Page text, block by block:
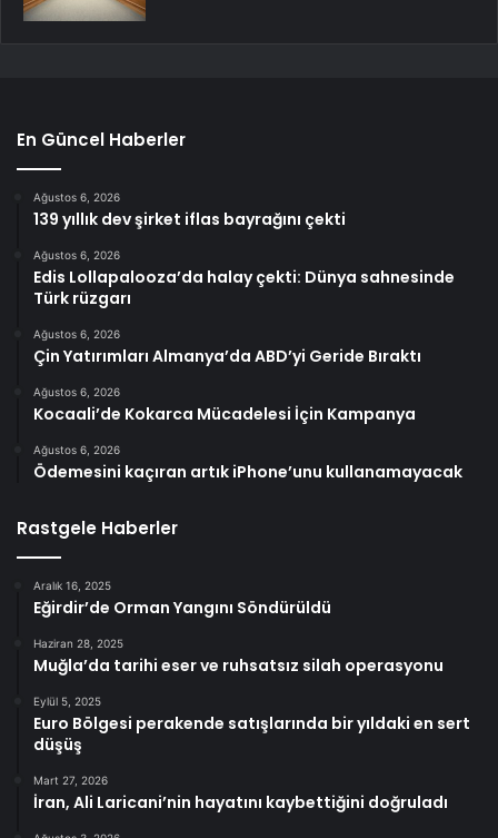
En Güncel Haberler
Ağustos 6, 2026
139 yıllık dev şirket iflas bayrağını çekti
Ağustos 6, 2026
Edis Lollapalooza’da halay çekti: Dünya sahnesinde
Türk rüzgarı
Ağustos 6, 2026
Çin Yatırımları Almanya’da ABD’yi Geride Bıraktı
Ağustos 6, 2026
Kocaali’de Kokarca Mücadelesi İçin Kampanya
Ağustos 6, 2026
Ödemesini kaçıran artık iPhone’unu kullanamayacak
Rastgele Haberler
Aralık 16, 2025
Eğirdir’de Orman Yangını Söndürüldü
Haziran 28, 2025
Muğla’da tarihi eser ve ruhsatsız silah operasyonu
Eylül 5, 2025
Euro Bölgesi perakende satışlarında bir yıldaki en sert
düşüş
Mart 27, 2026
İran, Ali Laricani’nin hayatını kaybettiğini doğruladı